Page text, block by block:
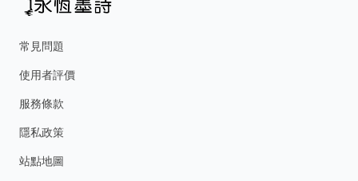
常見問題
使用者評價
服務條款
隱私政策
站點地圖